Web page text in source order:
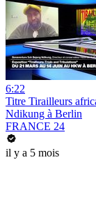
6:22
Titre Tirailleurs
Ndikung à Berlin
FRANCE 24
il y a 5 mois